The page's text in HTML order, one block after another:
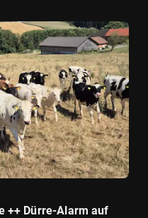
++ Dürre-Alarm auf